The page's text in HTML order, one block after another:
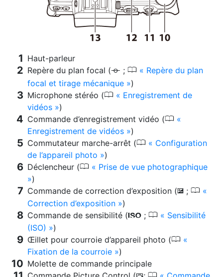
Haut-parleur
Repère du plan focal (E ; 0
Repère du plan
focal et tirage mécanique
)
Microphone stéréo (0
Enregistrement de
vidéos
)
Commande d’enregistrement vidéo (0
Enregistrement de vidéos
)
Commutateur marche-arrêt (0
Configuration
de l’appareil photo
)
Déclencheur (0
Prise de vue photographique
)
Commande de correction d’exposition (E ; 0
Correction d’exposition
)
Commande de sensibilité ( S ; 0
Sensibilité
(ISO)
)
Œillet pour courroie d’appareil photo (0
Fixation de la courroie
)
Molette de commande principale